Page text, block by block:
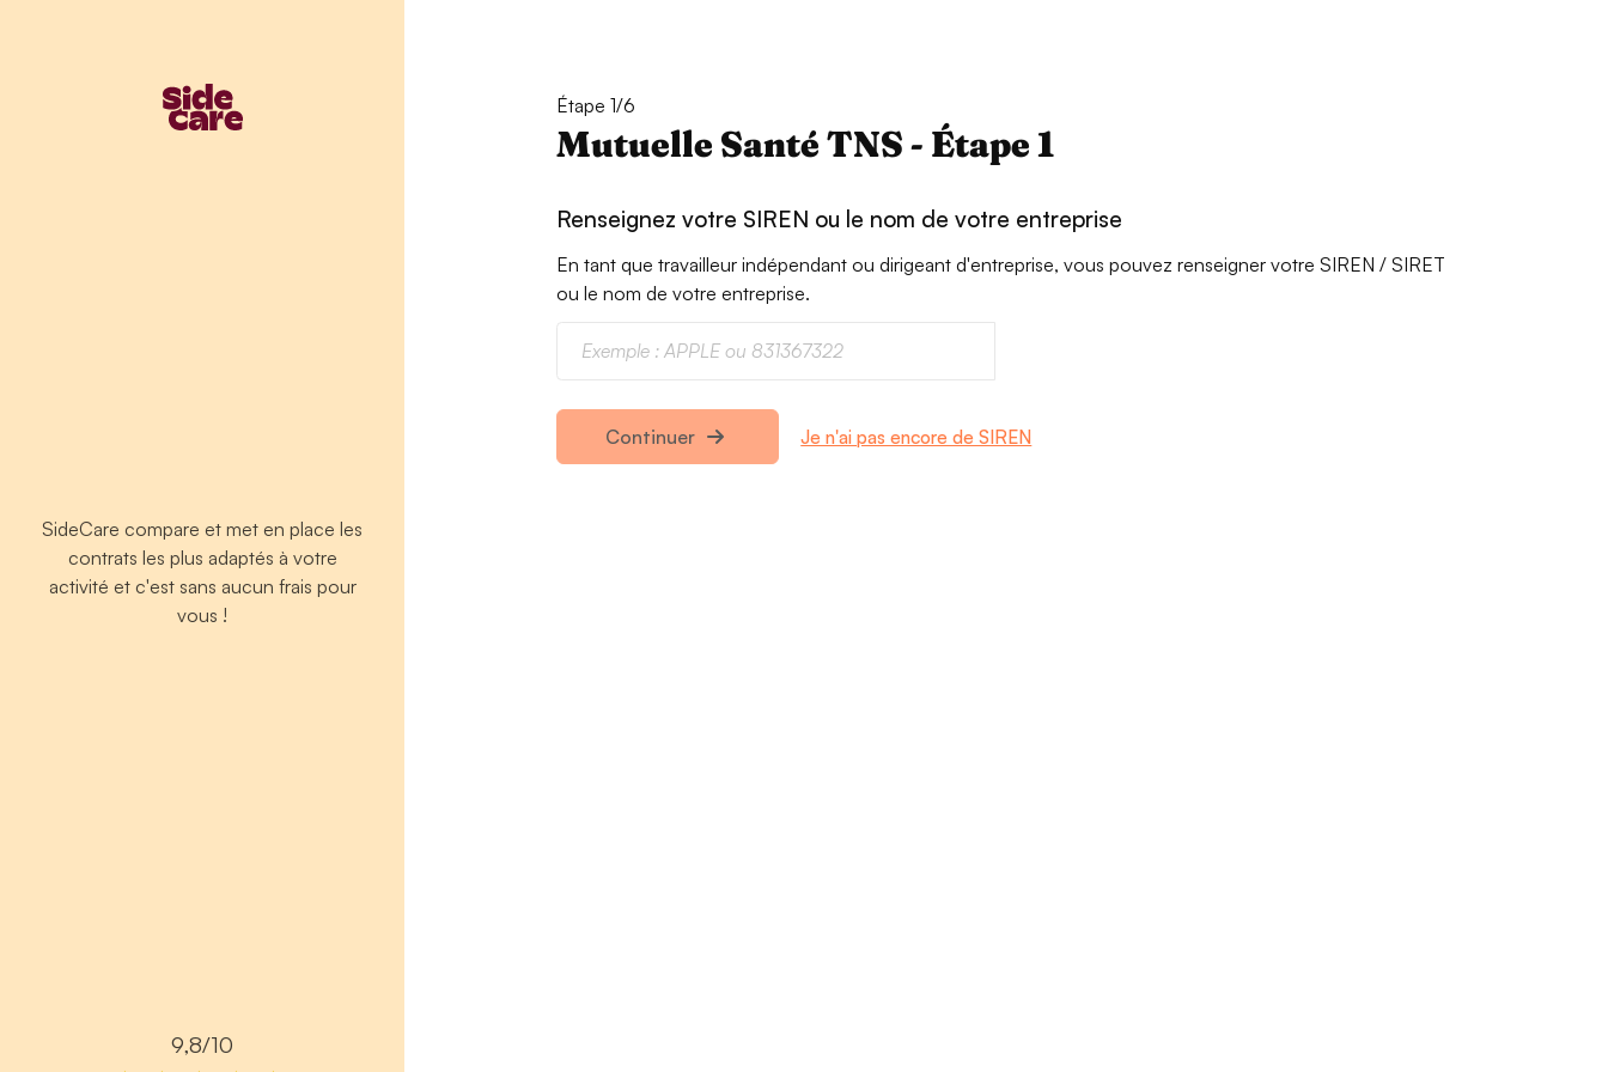
SideCare compare et met en place les
contrats les plus adaptés à votre
activité et c'est sans aucun frais pour
vous !
9,8/10
Étape 1/6
Mutuelle Santé TNS - Étape 1
Renseignez votre SIREN ou le nom de votre entreprise
En tant que travailleur indépendant ou dirigeant d'entreprise, vous pouvez renseigner votre SIREN / SIRET
ou le nom de votre entreprise.
Continuer Je n'ai pas encore de SIREN